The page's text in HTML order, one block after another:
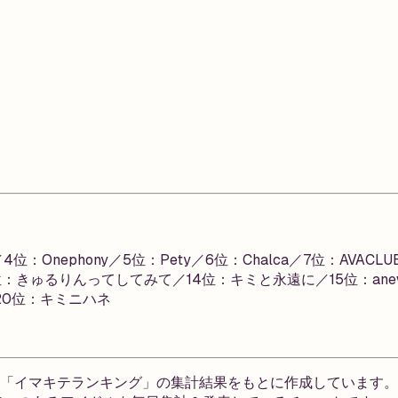
位：Onephony／5位：Pety／6位：Chalca／7位：
きゅるりんってしてみて／14位：キミと永遠に／15位：
位：キミニハネ
マキテランキング」の集計結果をもとに作成しています。